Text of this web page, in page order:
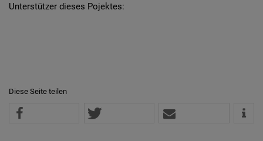
Unterstützer dieses Pojektes:
Diese Seite teilen